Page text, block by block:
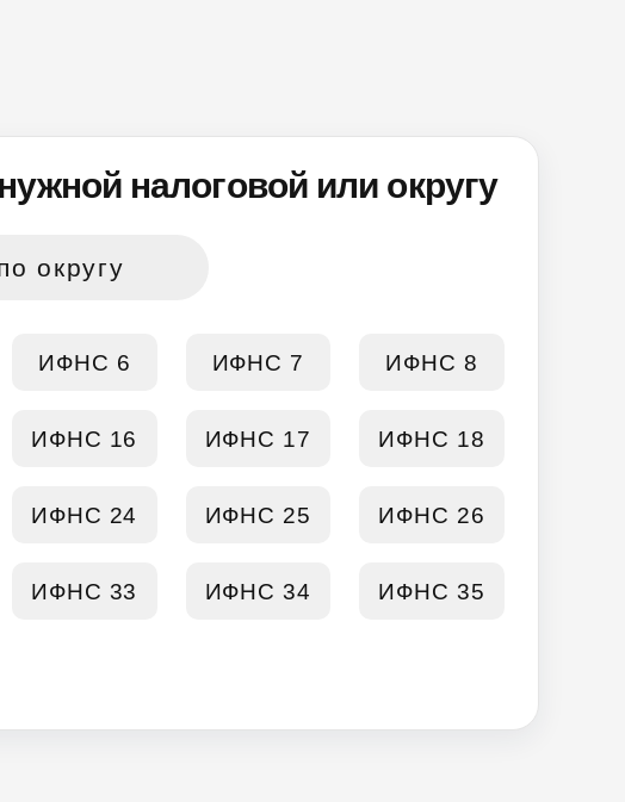
налоговой или округу
округу
ИФНС 6 ИФНС 7 ИФНС 8
ИФНС 16 ИФНС 17 ИФНС 18
ИФНС 24 ИФНС 25 ИФНС 26
ИФНС 33 ИФНС 34 ИФНС 35